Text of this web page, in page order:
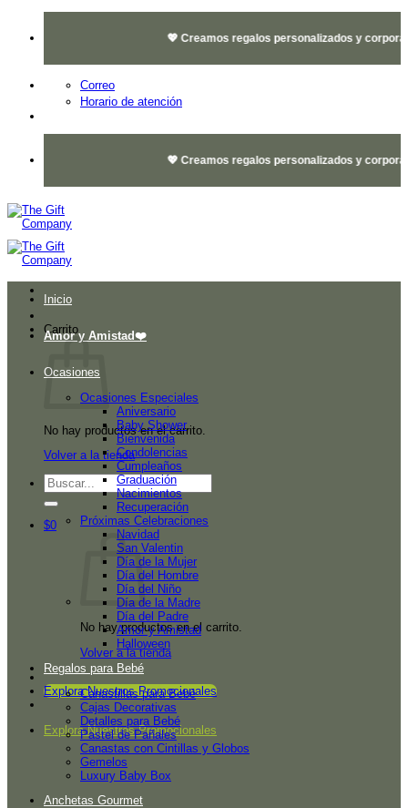
💖 Creamos regalos personalizados y
Correo
Horario de atención
💖 Creamos regalos personalizados y
Carrito
No hay productos en el carrito.
Volver a la tienda
Buscar
por:
$0
No hay productos en el carrito.
Volver a la tienda
Explora Nuestros Promocionales
Explora Nuestros Promocionales
Inicio
Amor y Amistad❤️
Ocasiones
Ocasiones Especiales
Aniversario
Baby Shower
Bienvenida
Condolencias
Cumpleaños
Graduación
Nacimientos
Recuperación
Próximas Celebraciones
Navidad
San Valentin
Día de la Mujer
Día del Hombre
Día del Niño
Día de la Madre
Día del Padre
Amor y Amistad
Halloween
Regalos para Bebé
Canastillas para Bebé
Cajas Decorativas
Detalles para Bebé
Pastel de Pañales
Canastas con Cintillas y Globos
Gemelos
Luxury Baby Box
Anchetas Gourmet